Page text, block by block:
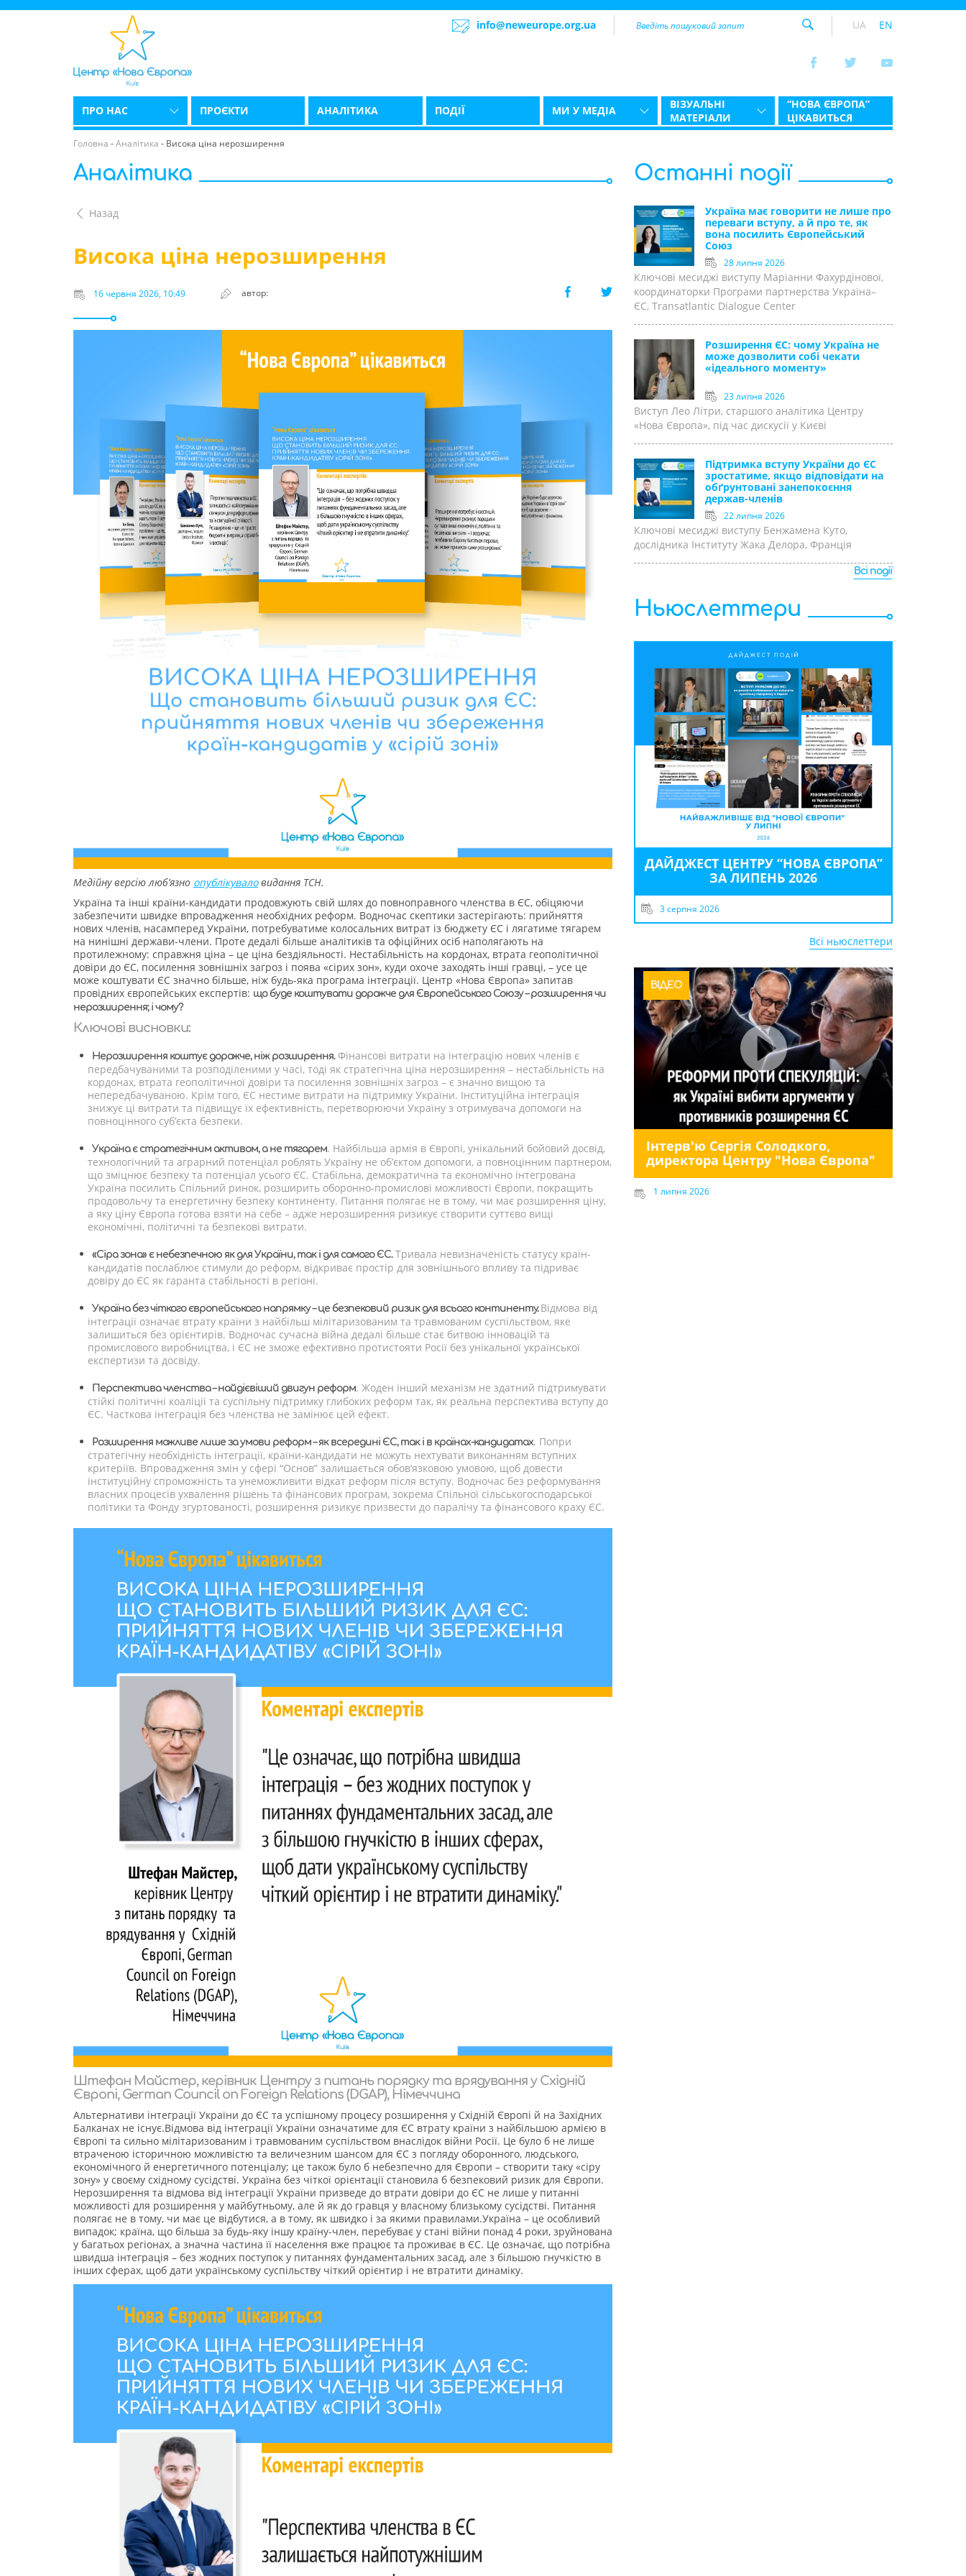
info@neweurope.org.ua UA EN
ПРО НАС ПРОЄКТИ АНАЛІТИКА ПОДІЇ МИ У МЕДІА
ВІЗУАЛЬНІ
МАТЕРІАЛИ
“НОВА ЄВРОПА”
ЦІКАВИТЬСЯ
Головна -Аналітика - Висока ціна нерозширення
Аналітика
Назад
Висока ціна нерозширення
16 червня 2026, 10:49 автор:
Медійну версію люб’язно опублікуваловидання ТСН.
Україна та інші країни-кандидати продовжують свій шлях до повноправного членства в ЄС, обіцяючи
забезпечити швидке впровадження необхідних реформ. Водночас скептики застерігають: прийняття
нових членів, насамперед України, потребуватиме колосальних витрат із бюджету ЄС і лягатиме тягарем
на нинішні держави-члени. Проте дедалі більше аналітиків та офіційних осіб наполягають на
протилежному: справжня ціна – це ціна бездіяльності. Нестабільність на кордонах, втрата геополітичної
довіри до ЄС, посилення зовнішніх загроз і поява «сірих зон», куди охоче заходять інші гравці, – усе це
може коштувати ЄС значно більше, ніж будь-яка програма інтеграції. Центр «Нова Європа» запитав
провідних європейських експертів: що буде коштувати дорожче для Європейського Союзу – розширення чи
нерозширення; і чому?
Ключові висновки:
Нерозширення коштує дорожче, ніж розширення.Фінансові витрати на інтеграцію нових членів є
передбачуваними та розподіленими у часі, тоді як стратегічна ціна нерозширення – нестабільність на
кордонах, втрата геополітичної довіри та посилення зовнішніх загроз – є значно вищою та
непередбачуваною. Крім того, ЄС нестиме витрати на підтримку України. Інституційна інтеграція
знижує ці витрати та підвищує їх ефективність, перетворюючи Україну з отримувача допомоги на
повноцінного суб’єкта безпеки.
Україна є стратегічним активом, а не тягарем. Найбільша армія в Європі, унікальний бойовий досвід,
технологічний та аграрний потенціал роблять Україну не об’єктом допомоги, а повноцінним партнером,
що зміцнює безпеку та потенціал усього ЄС. Стабільна, демократична та економічно інтегрована
Україна посилить Спільний ринок, розширить оборонно-промислові можливості Європи, покращить
продовольчу та енергетичну безпеку континенту. Питання полягає не в тому, чи має розширення ціну,
а яку ціну Європа готова взяти на себе – адже нерозширення ризикує створити суттєво вищі
економічні, політичні та безпекові витрати.
«Сіра зона» є небезпечною як для України, так і для самого ЄС.Тривала невизначеність статусу країн-
кандидатів послаблює стимули до реформ, відкриває простір для зовнішнього впливу та підриває
довіру до ЄС як гаранта стабільності в регіоні.
Україна без чіткого європейського напрямку – це безпековий ризик для всього континенту. Відмова від
інтеграції означає втрату країни з найбільш мілітаризованим та травмованим суспільством, яке
залишиться без орієнтирів. Водночас сучасна війна дедалі більше стає битвою інновацій та
промислового виробництва, і ЄС не зможе ефективно протистояти Росії без унікальної української
експертизи та досвіду.
Перспектива членства – найдієвіший двигун реформ. Жоден інший механізм не здатний підтримувати
стійкі політичні коаліції та суспільну підтримку глибоких реформ так, як реальна перспектива вступу до
ЄС. Часткова інтеграція без членства не замінює цей ефект.
Розширення можливе лише за умови реформ – як всередині ЄС, так і в країнах-кандидатах. Попри
стратегічну необхідність інтеграції, країни-кандидати не можуть нехтувати виконанням вступних
критеріїв. Впровадження змін у сфері “Основ” залишається обов’язковою умовою, щоб довести
інституційну спроможність та унеможливити відкат реформ після вступу. Водночас без реформування
власних процесів ухвалення рішень та фінансових програм, зокрема Спільної сільськогосподарської
політики та Фонду згуртованості, розширення ризикує призвести до паралічу та фінансового краху ЄС.
Штефан Майстер, керівник Центру з питань порядку та врядування у Східній
Європі, German Council on Foreign Relations (DGAP), Німеччина
Альтернативи інтеграції України до ЄС та успішному процесу розширення у Східній Європі й на Західних
Балканах не існує.Відмова від інтеграції України означатиме для ЄС втрату країни з найбільшою армією в
Європі та сильно мілітаризованим і травмованим суспільством внаслідок війни Росії. Це було б не лише
втраченою історичною можливістю та величезним шансом для ЄС з погляду оборонного, людського,
економічного й енергетичного потенціалу; це також було б небезпечно для Європи – створити таку «сіру
зону» у своєму східному сусідстві. Україна без чіткої орієнтації становила б безпековий ризик для Європи.
Нерозширення та відмова від інтеграції України призведе до втрати довіри до ЄС не лише у питанні
можливості для розширення у майбутньому, але й як до гравця у власному близькому сусідстві. Питання
полягає не в тому, чи має це відбутися, а в тому, як швидко і за якими правилами.Україна – це особливий
випадок; країна, що більша за будь-яку іншу країну-член, перебуває у стані війни понад 4 роки, зруйнована
у багатьох регіонах, а значна частина її населення вже працює та проживає в ЄС. Це означає, що потрібна
швидша інтеграція – без жодних поступок у питаннях фундаментальних засад, але з більшою гнучкістю в
інших сферах, щоб дати українському суспільству чіткий орієнтир і не втратити динаміку.
Останні події
Україна має говорити не лише про
переваги вступу, а й про те, як
вона посилить Європейський
Союз
28 липня 2026
Ключові месиджі виступу Маріанни Фахурдінової,
координаторки Програми партнерства Україна–
ЄС, Transatlantic Dialogue Center
Розширення ЄС: чому Україна не
може дозволити собі чекати
«ідеального моменту»
23 липня 2026
Виступ Лео Літри, старшого аналітика Центру
«Нова Європа», під час дискусії у Києві
Підтримка вступу України до ЄС
зростатиме, якщо відповідати на
обґрунтовані занепокоєння
держав-членів
22 липня 2026
Ключові месиджі виступу Бенжамена Куто,
дослідника Інституту Жака Делора, Франція
Всі події
Ньюслеттери
ДАЙДЖЕСТ ЦЕНТРУ “НОВА ЄВРОПА”
ЗА ЛИПЕНЬ 2026
3 серпня 2026
Всі ньюслеттери
ВІДЕО
Інтерв'ю Сергія Солодкого,
директора Центру "Нова Європа"
1 липня 2026